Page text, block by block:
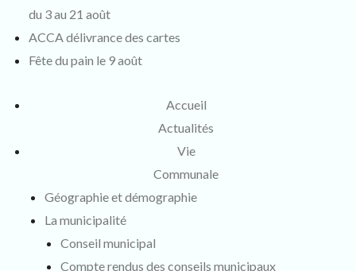
du 3 au 21 août
ACCA délivrance des cartes
Fête du pain le 9 août
Accueil
Actualités
Vie
Communale
Géographie et démographie
La municipalité
Conseil municipal
Compte rendus des conseils municipaux